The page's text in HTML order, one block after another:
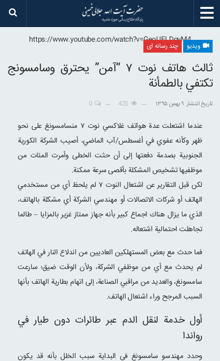
https://www.youtube.com/watch?v=GeoUELDgyM4
ویدیو چند رسانه ای
ثالث هاتف نوت ۷ “آمن” يحترق وسامسونج
تكتفي بالطمأنة
تاریخ انتشار ۹ بهمن ۱۳۹۵ 0
عندما اشتعلت عدة هواتف غلاكسي نوت ۷ منسامسونغ على نحو
ظهر وكأنه عفوي في أغسطس/آب الماضي، أصيب الشركة الكورية
الجنوبية بصدمة دفعتها إلى أن حثت الخطى وأمرت المئات من
موظفيها تشخيص المشكلة بأقصى سرعة ممكنة.
لكن قبل التقارير عن اشتعال النوت ۷ لم يلحظ أي من مستخدمي
الهاتف أو شركات الاتصالات أو مهندسي الشركة أي مشكلة بالهاتف،
الذي ما يزال هناك اجماع كبير بأنه جهاز ممتاز غزير بالمزايا – طالما
تجاهلت احتمالية اشتعاله.
فما حدث مع بعض المستهلكين العاديين من اندلاع النار في الهاتف
لم يحدث مع أي من موظفي الشركة، ولأن الوقت ضيق؛ سارعت
سامسونغ، والعديد من مراقبي الصناعة، إلى اتهام بطارية الهاتف بأنها
السبب المرجح وراء اشتعال الهاتف.
أول خدمة لنقل الدم عبر طائرات دون طيار في
رواندا
وحدد مهندسو سامسونغ في البداية سبب الخلل بأنه قد يكون